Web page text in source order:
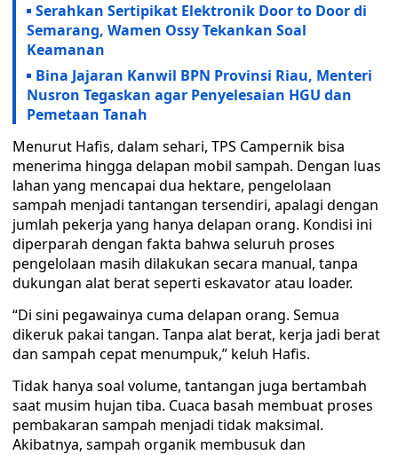
Serahkan Sertipikat Elektronik Door to Door di
Semarang, Wamen Ossy Tekankan Soal
Keamanan
Bina Jajaran Kanwil BPN Provinsi Riau, Menteri
Nusron Tegaskan agar Penyelesaian HGU dan
Pemetaan Tanah
Menurut Hafis, dalam sehari, TPS Campernik bisa
menerima hingga delapan mobil sampah. Dengan luas
lahan yang mencapai dua hektare, pengelolaan
sampah menjadi tantangan tersendiri, apalagi dengan
jumlah pekerja yang hanya delapan orang. Kondisi ini
diperparah dengan fakta bahwa seluruh proses
pengelolaan masih dilakukan secara manual, tanpa
dukungan alat berat seperti eskavator atau loader.
“Di sini pegawainya cuma delapan orang. Semua
dikeruk pakai tangan. Tanpa alat berat, kerja jadi berat
dan sampah cepat menumpuk,” keluh Hafis.
Tidak hanya soal volume, tantangan juga bertambah
saat musim hujan tiba. Cuaca basah membuat proses
pembakaran sampah menjadi tidak maksimal.
Akibatnya, sampah organik membusuk dan